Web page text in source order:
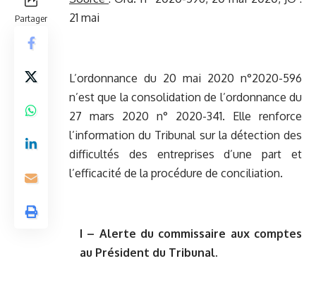
Partager
21 mai
L’ordonnance du 20 mai 2020 n°2020-596
n’est que la consolidation de l’ordonnance du
27 mars 2020 n° 2020-341. Elle renforce
l’information du Tribunal sur la détection des
difficultés des entreprises d’une part et
l’efficacité de la procédure de conciliation.
I – Alerte du commissaire aux comptes
au Président du Tribunal.